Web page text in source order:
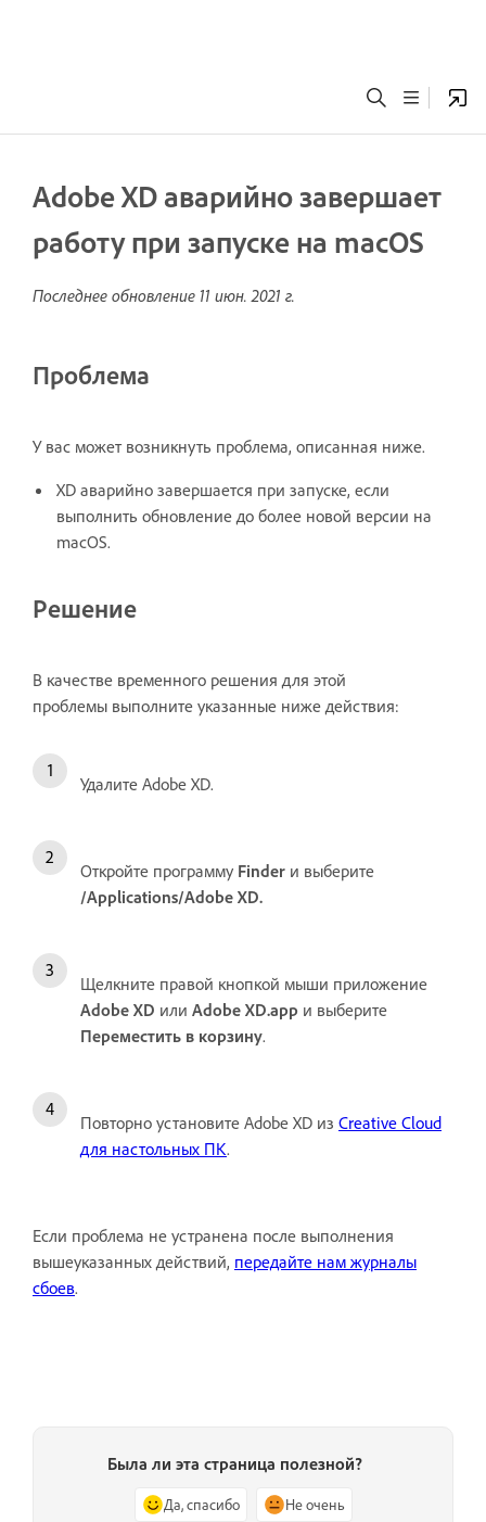
Adobe XD аварийно завершает
работу при запуске на macOS
Последнее обновление 11 июн. 2021 г.
Проблема
У вас может возникнуть проблема, описанная ниже.
XD аварийно завершается при запуске, если
выполнить обновление до более новой версии на
macOS.
Решение
В качестве временного решения для этой
проблемы выполните указанные ниже действия:
Удалите Adobe XD.
Откройте программу Finder и выберите
/Applications/Adobe XD.
Щелкните правой кнопкой мыши приложение
Adobe XD или Adobe XD.app и выберите
Переместить в корзину.
Повторно установите Adobe XD из Creative Cloud
для настольных ПК.
Если проблема не устранена после выполнения
вышеуказанных действий, передайте нам журналы
сбоев.
Была ли эта страница полезной?
Да, спасибо Не очень